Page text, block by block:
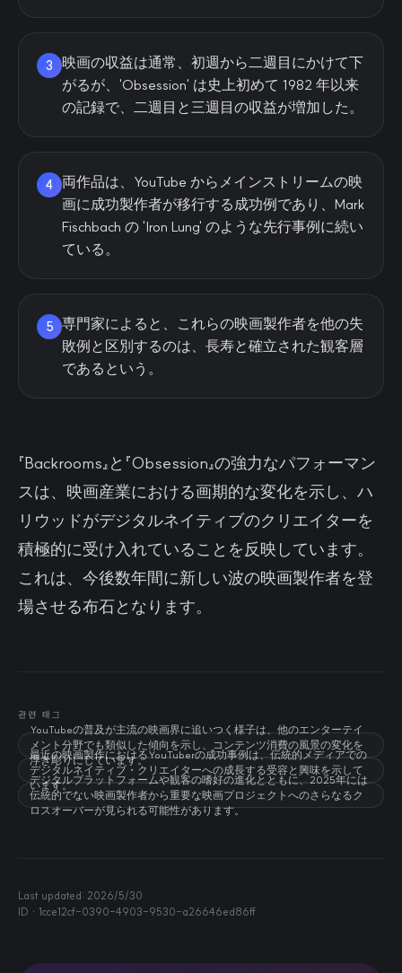
3
映画の収益は通常、初週から二週目にかけて下
がるが、'Obsession' は史上初めて 1982 年以来
の記録で、二週目と三週目の収益が増加した。
4
両作品は、YouTube からメインストリームの映
画に成功製作者が移行する成功例であり、Mark
Fischbach の 'Iron Lung' のような先行事例に続い
ている。
5 専門家によると、これらの映画製作者を他の失
敗例と区別するのは、長寿と確立された観客層
であるという。
『Backrooms』と『Obsession』の強力なパフォーマン
スは、映画産業における画期的な変化を示し、ハ
リウッドがデジタルネイティブのクリエイターを
積極的に受け入れていることを反映しています。
これは、今後数年間に新しい波の映画製作者を登
場させる布石となります。
관련 태그
YouTubeの普及が主流の映画界に追いつく様子は、他のエンターテイ
メント分野でも類似した傾向を示し、コンテンツ消費の風景の変化を
浮き彫りにしています。
最近の映画製作におけるYouTuberの成功事例は、伝統的メディアでの
デジタルネイティブ・クリエイターへの成長する受容と興味を示して
います。
デジタルプラットフォームや観客の嗜好の進化とともに、2025年には
伝統的でない映画製作者から重要な映画プロジェクトへのさらなるク
ロスオーバーが見られる可能性があります。
Last updated: 2026/5/30
ID · 1cce12cf-0390-4903-9530-a26646ed86ff